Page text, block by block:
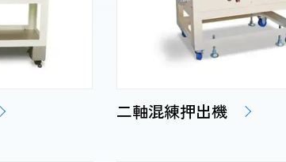
二軸混練押出機